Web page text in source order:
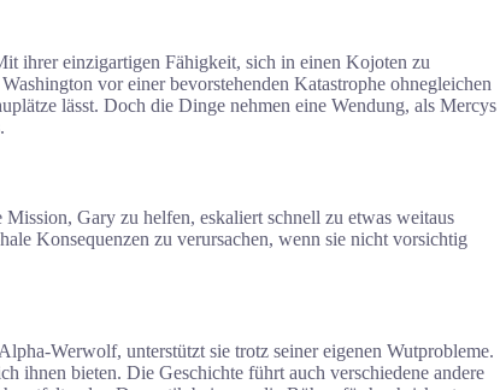
ihrer einzigartigen Fähigkeit, sich in einen Kojoten zu
vor einer bevorstehenden Katastrophe ohnegleichen
lässt. Doch die Dinge nehmen eine Wendung, als Mercys
Gary zu helfen, eskaliert schnell zu etwas weitaus
Konsequenzen zu verursachen, wenn sie nicht vorsichtig
Werwolf, unterstützt sie trotz seiner eigenen Wutprobleme.
ihnen bieten. Die Geschichte führt auch verschiedene andere